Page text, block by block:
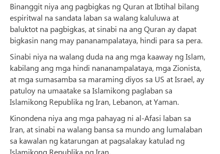
Binanggit niya ang pagbigkas ng Quran at Ibtihal bilang
espiritwal na sandata laban sa walang kaluluwa at
baluktot na pagbigkas, at sinabi na ang Quran ay dapat
bigkasin nang may pananampalataya, hindi para sa pera.
Sinabi niya na walang duda na ang mga kaaway ng Islam,
kabilang ang mga hindi nananampalataya, mga Zionista,
at mga sumasamba sa maraming diyos sa US at Israel, ay
patuloy na umaatake sa Islamikong paglaban sa
Islamikong Republika ng Iran, Lebanon, at Yaman.
Kinondena niya ang mga pahayag ni al-Afasi laban sa
Iran, at sinabi na walang bansa sa mundo ang lumalaban
sa kawalan ng katarungan at pagsalakay katulad ng
Islamikong Republika ng Iran.